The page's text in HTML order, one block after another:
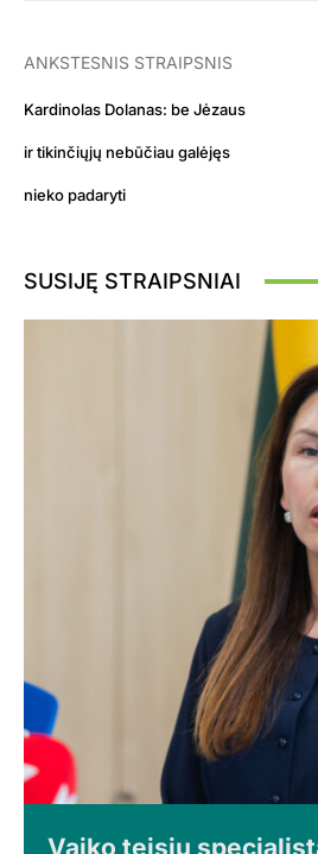
ANKSTESNIS STRAIPSNIS
Kardinolas Dolanas: be Jėzaus
ir tikinčiųjų nebūčiau galėjęs
nieko padaryti
SUSIJĘ STRAIPSNIAI
Vaiko teisių